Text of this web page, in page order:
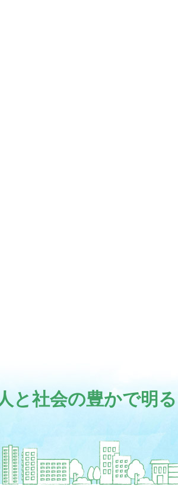
と社会の豊かで明